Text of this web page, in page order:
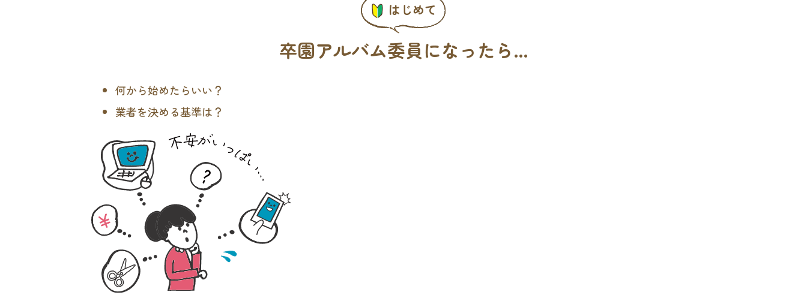
はじめて
卒園アルバム委員になったら…
何から始めたらいい？
業者を決める基準は？